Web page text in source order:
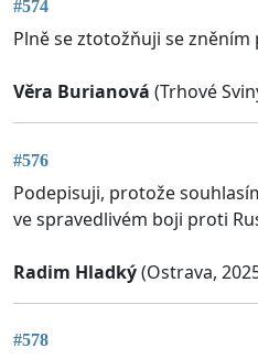
#574
Plně se ztotožňuji se zněním
Věra Burianová (Trhové
#576
Podepisuji, protože
ve spravedlivém boji proti
Radim Hladký(Ostrava,
#578